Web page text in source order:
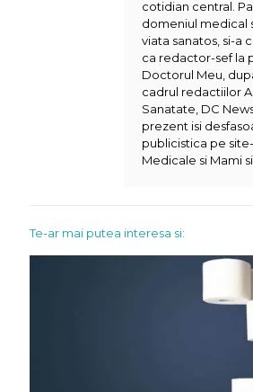
cotidian central.
domeniul medical
viata sanatos, si-a
ca redactor-sef la
Doctorul Meu,
cadrul redactiilor
Sanatate, DC
prezent isi
publicistica pe
Medicale si Mami
Te-ar mai putea interesa si: